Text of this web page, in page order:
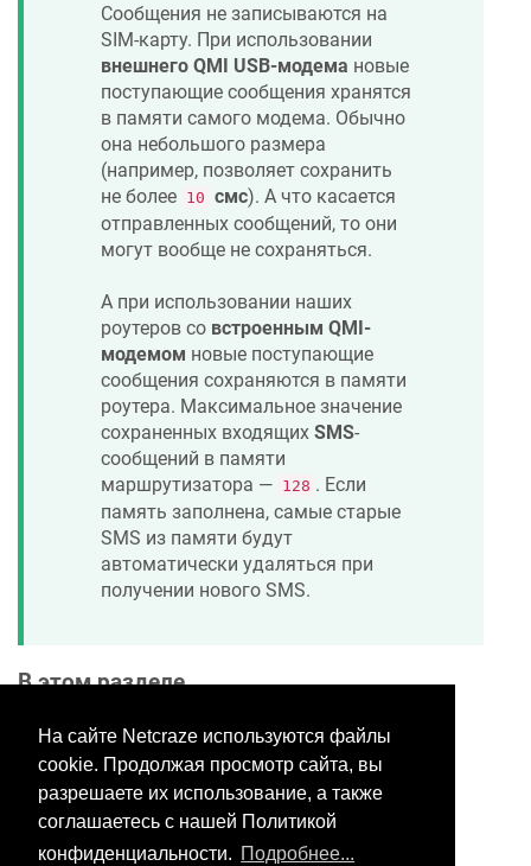
На сайте Netcraze используются файлы
cookie. Продолжая просмотр сайта, вы
разрешаете их использование, а также
соглашаетесь с нашей Политикой
конфиденциальности. Подробнее...
Сообщения не записываются на
SIM-карту. При использовании
внешнего QMI USB-модема новые
поступающие сообщения хранятся
в памяти самого модема. Обычно
она небольшого размера
(например, позволяет сохранить
не более 10 смс). А что касается
отправленных сообщений, то они
могут вообще не сохраняться.
А при использовании наших
роутеров со встроенным QMI-
модемом новые поступающие
сообщения сохраняются в памяти
роутера. Максимальное значение
сохраненных входящих SMS-
сообщений в памяти
маршрутизатора — 128 . Если
память заполнена, самые старые
SMS из памяти будут
автоматически удаляться при
получении нового SMS.
В этом разделе
Хотите оставить отзыв?
Нажмите здесь, чтобы